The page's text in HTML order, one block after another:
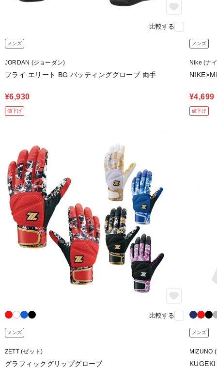
比較する
メンズ
JORDAN (ジョーダン)
フライ エリート BG バッティンググローブ 両手
¥6,930
値下げ
メンズ
Nike (ナ
¥4,699
値下げ
比較する
メンズ
ZETT (ゼット)
グラフィックグリップグローブ
メンズ
MIZUNO